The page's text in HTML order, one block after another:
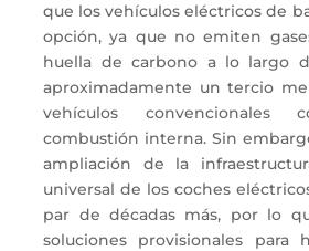
que los vehículos eléctricos de
opción, ya que no emiten
huella de carbono a lo largo
aproximadamente un tercio
vehículos
combustión interna. Sin
ampliación de la
universal de los coches
par de décadas más, por lo
soluciones provisionales